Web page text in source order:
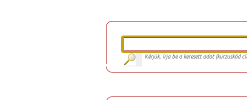
Kérjük, írja be a keresett adat (kurzuskód